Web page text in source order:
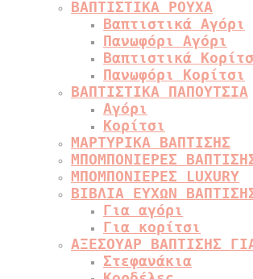
ΒΑΠΤΙΣΤΙΚΑ ΡΟΥΧΑ
Βαπτιστικά Αγόρι
Πανωφόρι Αγόρι
Βαπτιστικά
Πανωφόρι Κορίτσι
ΒΑΠΤΙΣΤΙΚΑ ΠΑΠΟΥΤΣΙΑ
Αγόρι
Κορίτσι
ΜΑΡΤΥΡΙΚΑ ΒΑΠΤΙΣΗΣ
ΜΠΟΜΠΟΝΙΕΡΕΣ
ΜΠΟΜΠΟΝΙΕΡΕΣ LUXURY
ΒΙΒΛΙΑ ΕΥΧΩΝ
Για αγόρι
Για κορίτσι
ΑΞΕΣΟΥΑΡ ΒΑΠΤΙΣΗΣ
Στεφανάκια